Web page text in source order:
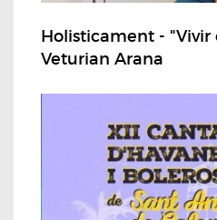
Holisticament -
Veturian Arana